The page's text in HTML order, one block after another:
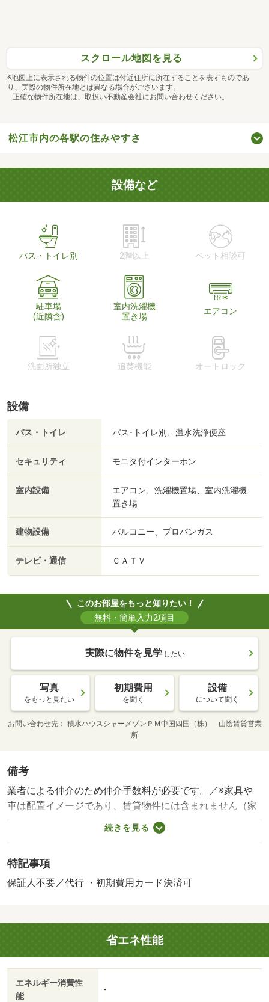
スクロール地図を見る
※地図上に表示される物件の位置は付近住所に所在することを表すものであ
り、実際の物件所在地とは異なる場合がございます。
正確な物件所在地は、取扱い不動産会社にお問い合わせください。
松江市内の各駅の住みやすさ
設備など
バス・トイレ別 2階以上 ペット相談可
駐車場
(近隣含)
室内洗濯機
置き場
エアコン
洗面所独立 追焚機能 オートロック
設備
バス・トイレ バス･トイレ別、温水洗浄便座
セキュリティ モニタ付インターホン
室内設備
エアコン、洗濯機置場、室内洗濯機
置き場
建物設備 バルコニー、プロパンガス
テレビ・通信 ＣＡＴＶ
このお部屋をもっと知りたい！
無料・簡単入力2項目
実際に物件を見学 したい
写真
をもっと見たい
初期費用
を聞く
設備
について聞く
お問い合わせ先
積水ハウスシャーメゾンＰＭ中国四国（株） 山陰賃貸営業
所
備考
業者による仲介のため仲介手数料が必要です。／※家具や
車は配置イメージであり、賃貸物件には含まれません（家
具家電付等を除く）。・賃貸保証等：加入要（【個人契
約】 初回契約事務手数料：３３，０００円（税込）、月
ゾンパートナーズ）・維持費等：シャーメゾンライフＳＵ
ＰＰＯＲＴ２４月額１，３２０円／月・【２０２２年７
Ｋです♪エアコン，ＣＡＴＶ，雨戸，ＴＶ付ドアホン、一口
コンロ付。・駐輪場：なし・仲介手数料：１．１ヶ月/室内
清掃費用 52800円/鍵交換費用 13200円/エアコンクリーニ
ング費用(退去時) 12320円
続きを見る
特記事項
保証人不要／代行 ・初期費用カード決済可
省エネ性能
エネルギー消費性
能
-